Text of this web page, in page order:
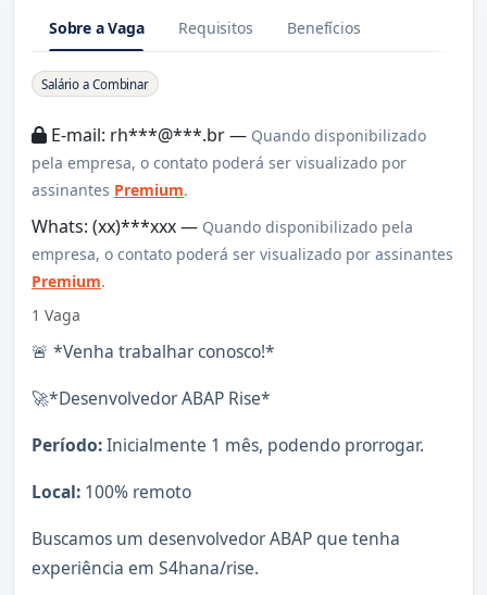
Sobre a Vaga Requisitos Benefícios
Sobre a Vaga
Salário a Combinar
E-mail: rh***@***.br — Quando disponibilizado
pela empresa, o contato poderá ser visualizado por
assinantes Premium.
Whats: (xx)***xxx — Quando disponibilizado pela
empresa, o contato poderá ser visualizado por assinantes
Premium.
1 Vaga
🚨 *Venha trabalhar conosco!*
🚀*Desenvolvedor ABAP Rise*
Período:Inicialmente 1 mês, podendo prorrogar.
Local: 100% remoto
Buscamos um desenvolvedor ABAP que tenha
experiência em S4hana/rise.